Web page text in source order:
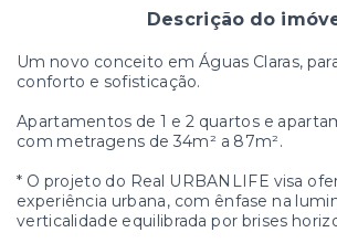
Descrição do
Um novo conceito em Águas Claras,
conforto e sofisticação.
Apartamentos de 1 e 2 quartos e
com metragens de 34m² a 87m².
* O projeto do Real URBANLIFE visa
experiência urbana, com ênfase na
verticalidade equilibrada por brises